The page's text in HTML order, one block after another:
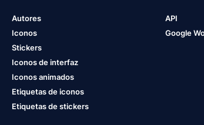
Autores
Iconos
Stickers
Iconos de interfaz
Iconos animados
Etiquetas de iconos
Etiquetas de stickers
API
Google